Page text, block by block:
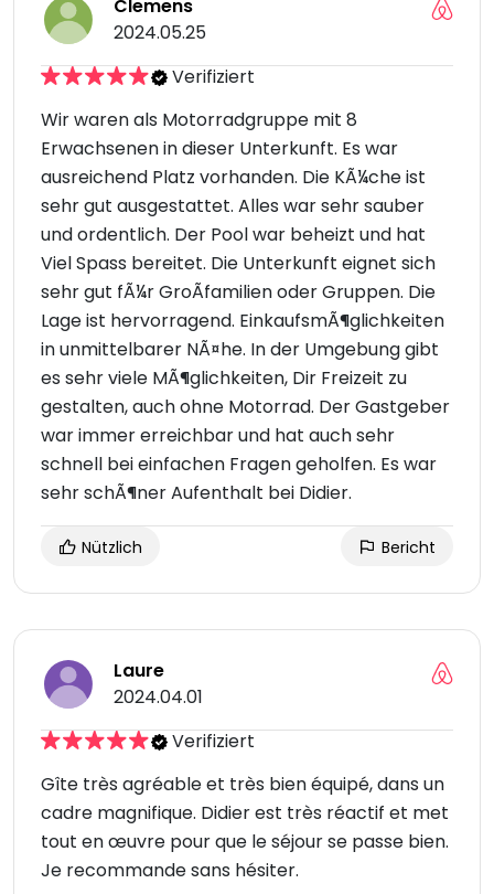
Clemens
2024.05.25
Verifiziert
Wir waren als Motorradgruppe mit 8
Erwachsenen in dieser Unterkunft. Es war
ausreichend Platz vorhanden. Die KÃ¼che ist
sehr gut ausgestattet. Alles war sehr sauber
und ordentlich. Der Pool war beheizt und hat
Viel Spass bereitet. Die Unterkunft eignet sich
sehr gut fÃ¼r GroÃfamilien oder Gruppen. Die
Lage ist hervorragend. EinkaufsmÃ¶glichkeiten
in unmittelbarer NÃ¤he. In der Umgebung gibt
es sehr viele MÃ¶glichkeiten, Dir Freizeit zu
gestalten, auch ohne Motorrad. Der Gastgeber
war immer erreichbar und hat auch sehr
schnell bei einfachen Fragen geholfen. Es war
sehr schÃ¶ner Aufenthalt bei Didier.
Nützlich Bericht
Laure
2024.04.01
Verifiziert
Gîte très agréable et très bien équipé, dans un
cadre magnifique. Didier est très réactif et met
tout en œuvre pour que le séjour se passe bien.
Je recommande sans hésiter.